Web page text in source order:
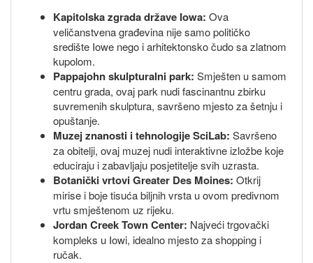
Kapitolska zgrada države Iowa: Ova
veličanstvena građevina nije samo političko
središte Iowe nego i arhitektonsko čudo sa zlatnom
kupolom.
Pappajohn skulpturalni park: Smješten u samom
centru grada, ovaj park nudi fascinantnu zbirku
suvremenih skulptura, savršeno mjesto za šetnju i
opuštanje.
Muzej znanosti i tehnologije SciLab: Savršeno
za obitelji, ovaj muzej nudi interaktivne izložbe koje
educiraju i zabavljaju posjetitelje svih uzrasta.
Botanički vrtovi Greater Des Moines: Otkrij
mirise i boje tisuća biljnih vrsta u ovom predivnom
vrtu smještenom uz rijeku.
Jordan Creek Town Center: Najveći trgovački
kompleks u Iowi, idealno mjesto za shopping i
ručak.